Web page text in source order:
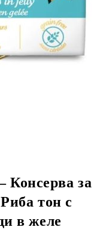
Консерва за
тон с
в желе